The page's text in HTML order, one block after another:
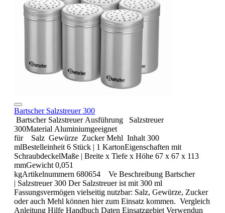
Bartscher Salzstreuer 300
Bartscher Salzstreuer Ausführung Salzstreuer
300Material Aluminiumgeeignet
für Salz Gewürze Zucker Mehl Inhalt 300
mlBestelleinheit 6 Stück | 1 KartonEigenschaften mit
SchraubdeckelMaße | Breite x Tiefe x Höhe 67 x 67 x 113
mmGewicht 0,051
kgArtikelnummern 680654 Ve Beschreibung Bartscher
| Salzstreuer 300 Der Salzstreuer ist mit 300 ml
Fassungsvermögen vielseitig nutzbar: Salz, Gewürze, Zucker
oder auch Mehl können hier zum Einsatz kommen. Vergleich
Anleitung Hilfe Handbuch Daten Einsatzgebiet Verwendun